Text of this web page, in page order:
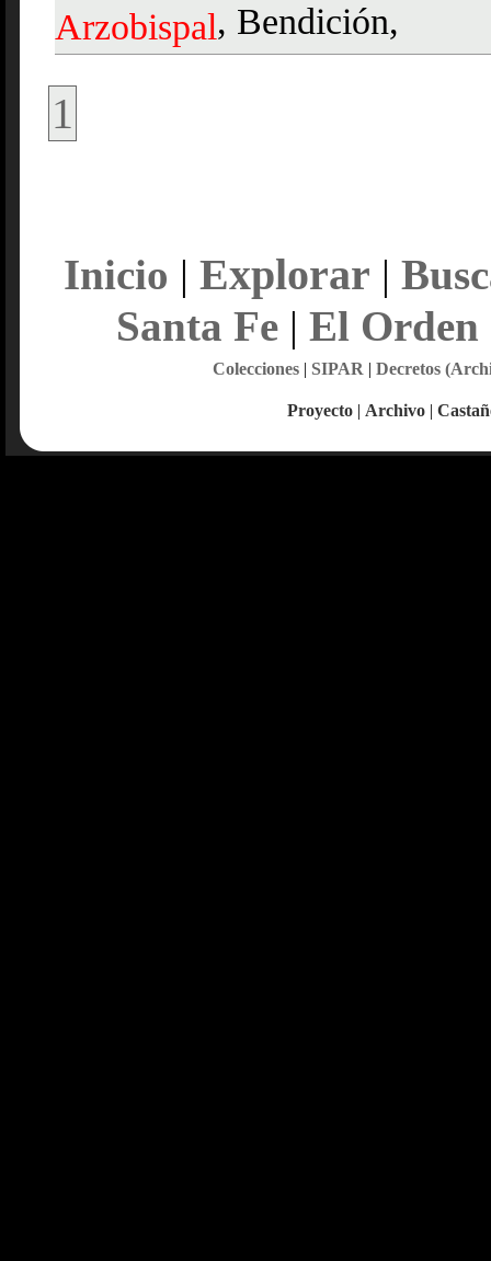
Arzobispal, Bendición,
1
Inicio | Explorar |
Santa Fe| El Orden
Colecciones| SIPAR | Decretos
Proyecto | Archivo |